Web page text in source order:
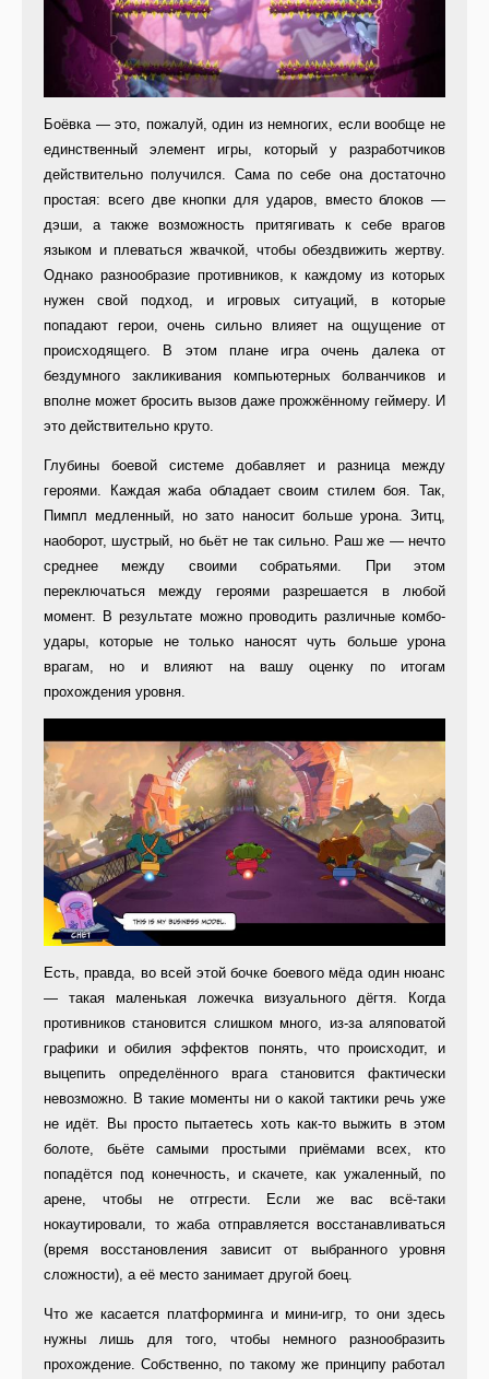
Боёвка — это, пожалуй, один из немногих, если вообще не
единственный элемент игры, который у разработчиков
действительно получился. Сама по себе она достаточно
простая: всего две кнопки для ударов, вместо блоков —
дэши, а также возможность притягивать к себе врагов
языком и плеваться жвачкой, чтобы обездвижить жертву.
Однако разнообразие противников, к каждому из которых
нужен свой подход, и игровых ситуаций, в которые
попадают герои, очень сильно влияет на ощущение от
происходящего. В этом плане игра очень далека от
бездумного закликивания компьютерных болванчиков и
вполне может бросить вызов даже прожжённому геймеру. И
это действительно круто.
Глубины боевой системе добавляет и разница между
героями. Каждая жаба обладает своим стилем боя. Так,
Пимпл медленный, но зато наносит больше урона. Зитц,
наоборот, шустрый, но бьёт не так сильно. Раш же — нечто
среднее между своими собратьями. При этом
переключаться между героями разрешается в любой
момент. В результате можно проводить различные комбо-
удары, которые не только наносят чуть больше урона
врагам, но и влияют на вашу оценку по итогам
прохождения уровня.
Есть, правда, во всей этой бочке боевого мёда один нюанс
— такая маленькая ложечка визуального дёгтя. Когда
противников становится слишком много, из-за аляповатой
графики и обилия эффектов понять, что происходит, и
выцепить определённого врага становится фактически
невозможно. В такие моменты ни о какой тактики речь уже
не идёт. Вы просто пытаетесь хоть как-то выжить в этом
болоте, бьёте самыми простыми приёмами всех, кто
попадётся под конечность, и скачете, как ужаленный, по
арене, чтобы не отгрести. Если же вас всё-таки
нокаутировали, то жаба отправляется восстанавливаться
(время восстановления зависит от выбранного уровня
сложности), а её место занимает другой боец.
Что же касается платформинга и мини-игр, то они здесь
нужны лишь для того, чтобы немного разнообразить
прохождение. Собственно, по такому же принципу работал